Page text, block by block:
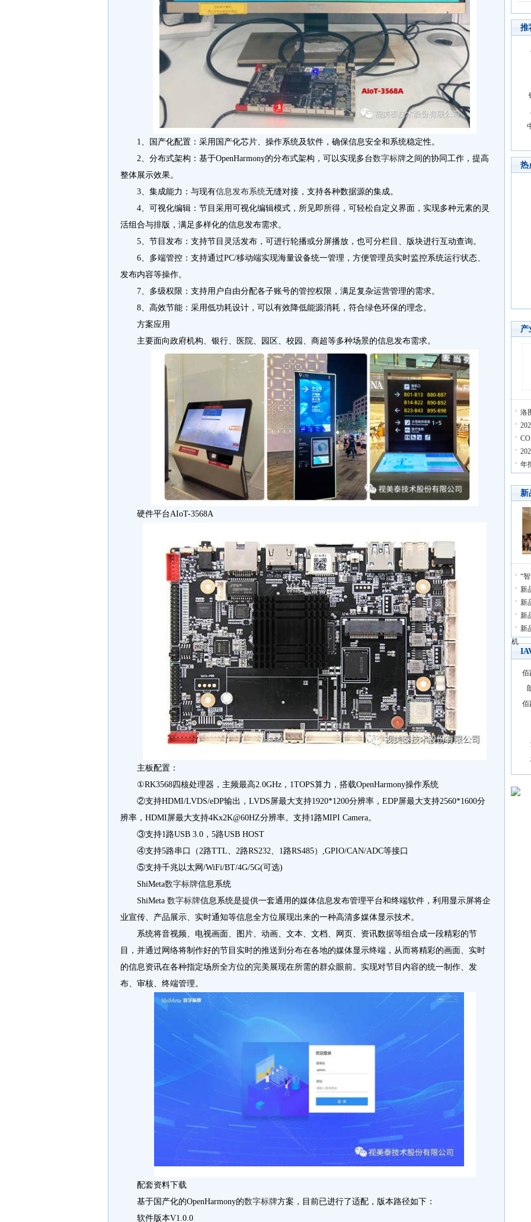
1、国产化配置：采用国产化芯片、操作系统及软件，确保信息安全和系统稳定性。
2、分布式架构：基于OpenHarmony的分布式架构，可以实现多台数字标牌之间的协同工作，提高
整体展示效果。
3、集成能力：与现有信息发布系统无缝对接，支持各种数据源的集成。
4、可视化编辑：节目采用可视化编辑模式，所见即所得，可轻松自定义界面，实现多种元素的灵
活组合与排版，满足多样化的信息发布需求。
5、节目发布：支持节目灵活发布，可进行轮播或分屏播放，也可分栏目、版块进行互动查询。
6、多端管控：支持通过PC/移动端实现海量设备统一管理，方便管理员实时监控系统运行状态、
发布内容等操作。
7、多级权限：支持用户自由分配各子账号的管控权限，满足复杂运营管理的需求。
8、高效节能：采用低功耗设计，可以有效降低能源消耗，符合绿色环保的理念。
方案应用
主要面向政府机构、银行、医院、园区、校园、商超等多种场景的信息发布需求。
硬件平台AIoT-3568A
主板配置：
①RK3568四核处理器，主频最高2.0GHz，1TOPS算力，搭载OpenHarmony操作系统
②支持HDMI/LVDS/eDP输出，LVDS屏最大支持1920*1200分辨率，EDP屏最大支持2560*1600分
辨率，HDMI屏最大支持4Kx2K@60HZ分辨率。支持1路MIPI Camera。
③支持1路USB 3.0，5路USB HOST
④支持5路串口（2路TTL、2路RS232、1路RS485）,GPIO/CAN/ADC等接口
⑤支持千兆以太网/WiFi/BT/4G/5G(可选)
ShiMeta数字标牌信息系统
ShiMeta 数字标牌信息系统是提供一套通用的媒体信息发布管理平台和终端软件，利用显示屏将企
业宣传、产品展示、实时通知等信息全方位展现出来的一种高清多媒体显示技术。
系统将音视频、电视画面、图片、动画、文本、文档、网页、资讯数据等组合成一段精彩的节
目，并通过网络将制作好的节目实时的推送到分布在各地的媒体显示终端，从而将精彩的画面、实时
的信息资讯在各种指定场所全方位的完美展现在所需的群众眼前。实现对节目内容的统一制作、发
布、审核、终端管理。
配套资料下载
基于国产化的OpenHarmony的数字标牌方案，目前已进行了适配，版本路径如下：
软件版本V1.0.0
推
热
产
洛
年
新
“
新
新
新
新
机
佰
佰